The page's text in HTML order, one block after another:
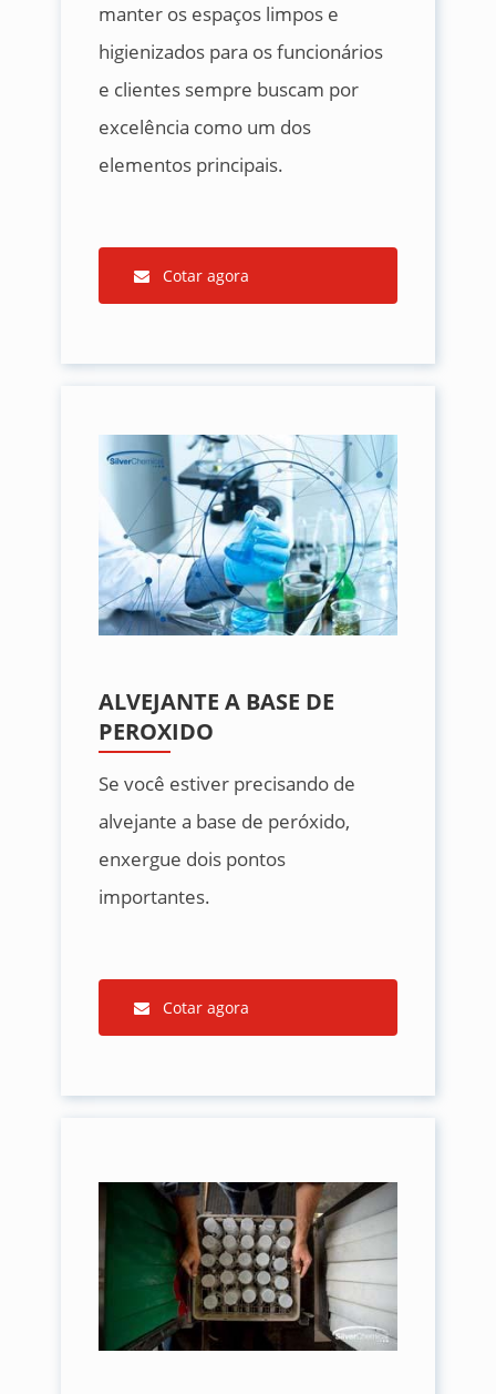
manter os espaços limpos e
higienizados para os funcionários
e clientes sempre buscam por
excelência como um dos
elementos principais.
Cotar agora
ALVEJANTE A BASE DE
PEROXIDO
Se você estiver precisando de
alvejante a base de peróxido,
enxergue dois pontos
importantes.
Cotar agora